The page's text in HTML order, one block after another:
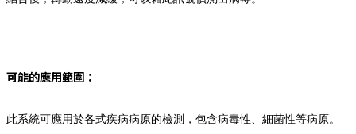
可能的應用範圍：
此系統可應用於各式疾病病原的檢測，包含病毒性、細菌性等病原。